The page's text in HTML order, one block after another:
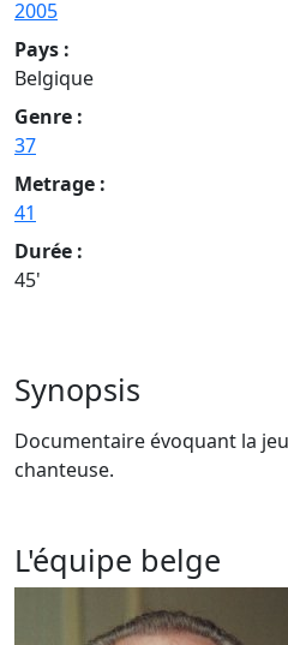
2005
Pays :
Belgique
Genre :
37
Metrage :
41
Durée :
45'
Synopsis
Documentaire évoquant la
chanteuse.
L'équipe belge